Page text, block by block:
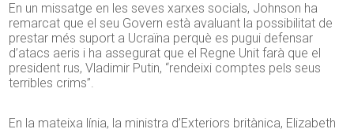
En un missatge en les seves xarxes socials, Johnson ha
remarcat que el seu Govern està avaluant la possibilitat de
prestar més suport a Ucraïna perquè es pugui defensar
d’atacs aeris i ha assegurat que el Regne Unit farà que el
president rus, Vladimir Putin, “rendeixi comptes pels seus
terribles crims”.
En la mateixa línia, la ministra d’Exteriors britànica, Elizabeth